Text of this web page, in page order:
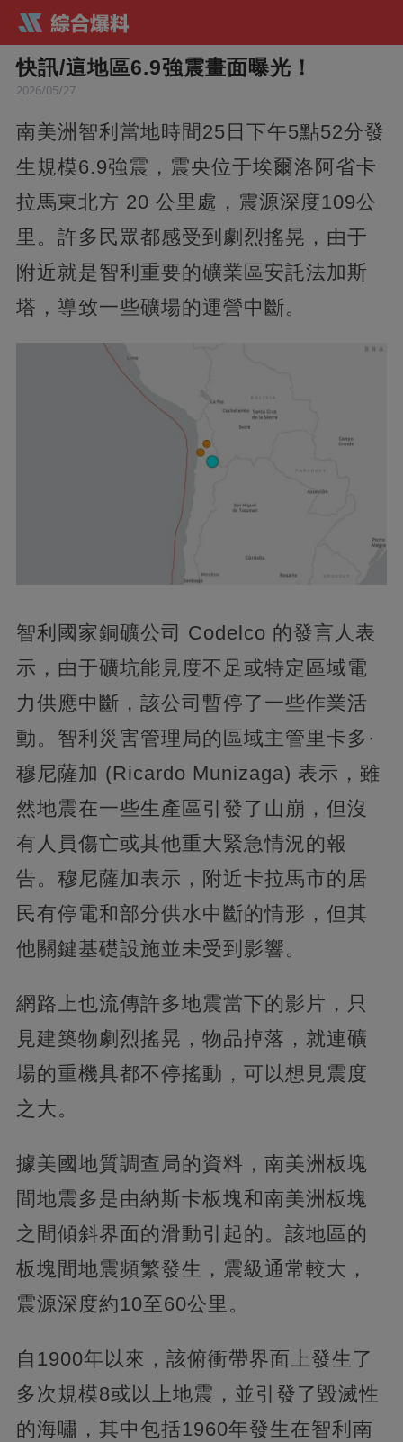
快訊/這地區6.9強震畫面曝光！
2026/05/27
南美洲智利當地時間25日下午5點52分發
生規模6.9強震，震央位于埃爾洛阿省卡
拉馬東北方 20 公里處，震源深度109公
里。許多民眾都感受到劇烈搖晃，由于
附近就是智利重要的礦業區安託法加斯
塔，導致一些礦場的運營中斷。
智利國家銅礦公司 Codelco 的發言人表
示，由于礦坑能見度不足或特定區域電
力供應中斷，該公司暫停了一些作業活
動。智利災害管理局的區域主管里卡多·
穆尼薩加 (Ricardo Munizaga) 表示，雖
然地震在一些生產區引發了山崩，但沒
有人員傷亡或其他重大緊急情況的報
告。穆尼薩加表示，附近卡拉馬市的居
民有停電和部分供水中斷的情形，但其
他關鍵基礎設施並未受到影響。
網路上也流傳許多地震當下的影片，只
見建築物劇烈搖晃，物品掉落，就連礦
場的重機具都不停搖動，可以想見震度
之大。
據美國地質調查局的資料，南美洲板塊
間地震多是由納斯卡板塊和南美洲板塊
之間傾斜界面的滑動引起的。該地區的
板塊間地震頻繁發生，震級通常較大，
震源深度約10至60公里。
自1900年以來，該俯衝帶界面上發生了
多次規模8或以上地震，並引發了毀滅性
的海嘯，其中包括1960年發生在智利南